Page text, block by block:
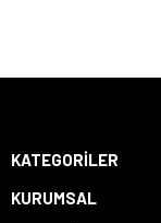
KATEGORİLER
KURUMSAL